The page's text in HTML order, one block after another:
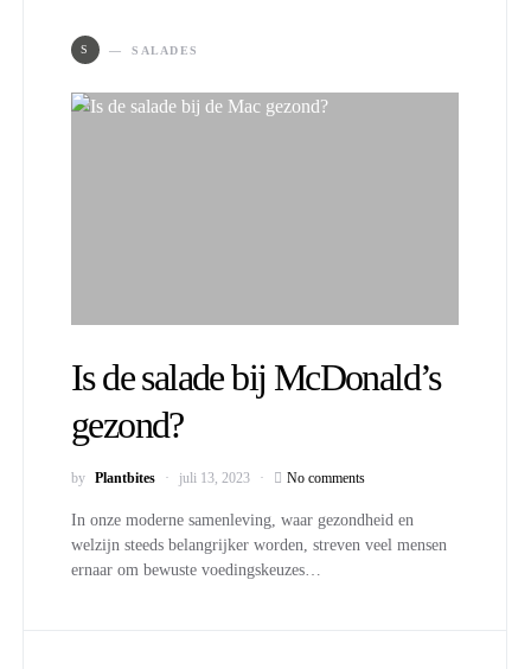
S SALADES
Is de salade bij McDonald’s
gezond?
by Plantbites juli 13, 2023 No comments
In onze moderne samenleving, waar gezondheid en
welzijn steeds belangrijker worden, streven veel mensen
ernaar om bewuste voedingskeuzes…